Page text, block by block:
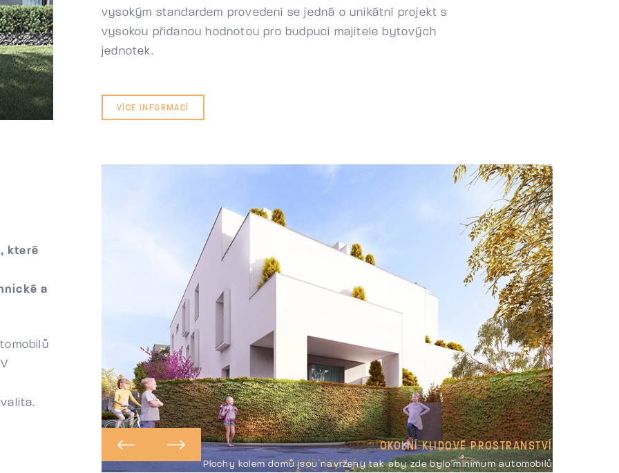
BYDLENÍ V PŘÍMÉM KONTAKTU SE ZELENÍ
Okolní klidová zeleň navazuje na zázemí bytů
vysokým standardem provedení se jedná o unikátní projekt s
vysokou přidanou hodnotou pro budpucí majitele bytových
jednotek.
VÍCE INFORMACÍ
které
a
OKOLNÍ KLIDOVÉ PROSTRANSTVÍ
Plochy kolem domů jsou navrženy tak aby zde bylo minimum automobilů